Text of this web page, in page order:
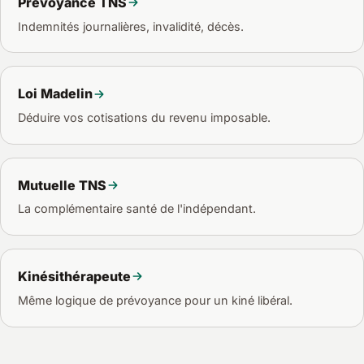
Indemnités journalières, invalidité, décès.
Loi Madelin
Déduire vos cotisations du revenu imposable.
Mutuelle TNS
La complémentaire santé de l'indépendant.
Kinésithérapeute
Même logique de prévoyance pour un kiné libéral.